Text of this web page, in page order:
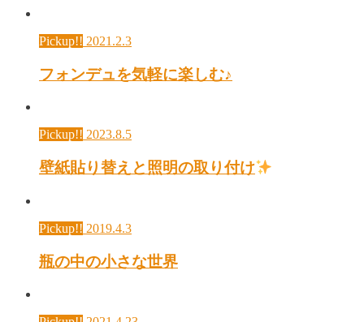
Pickup!! 2021.2.3
フォンデュを気軽に楽しむ♪
Pickup!! 2023.8.5
壁紙貼り替えと照明の取り付け
Pickup!! 2019.4.3
瓶の中の小さな世界